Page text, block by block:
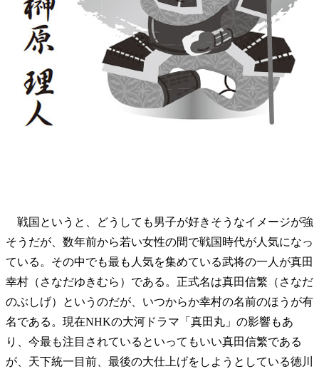
戦国というと、どうしても男子が好きそうなイメージが強
そうだが、数年前から若い女性の間で戦国時代が人気になっ
ている。その中でも最も人気を集めている武将の一人が真田
幸村（さなだゆきむら）である。正式名は真田信繁（さなだ
のぶしげ）というのだが、いつからか幸村の名前のほうが有
名である。現在NHKの大河ドラマ「真田丸」の影響もあ
り、今最も注目されているといってもいい真田信繁である
が、天下統一目前、最後の大仕上げをしようとしている徳川